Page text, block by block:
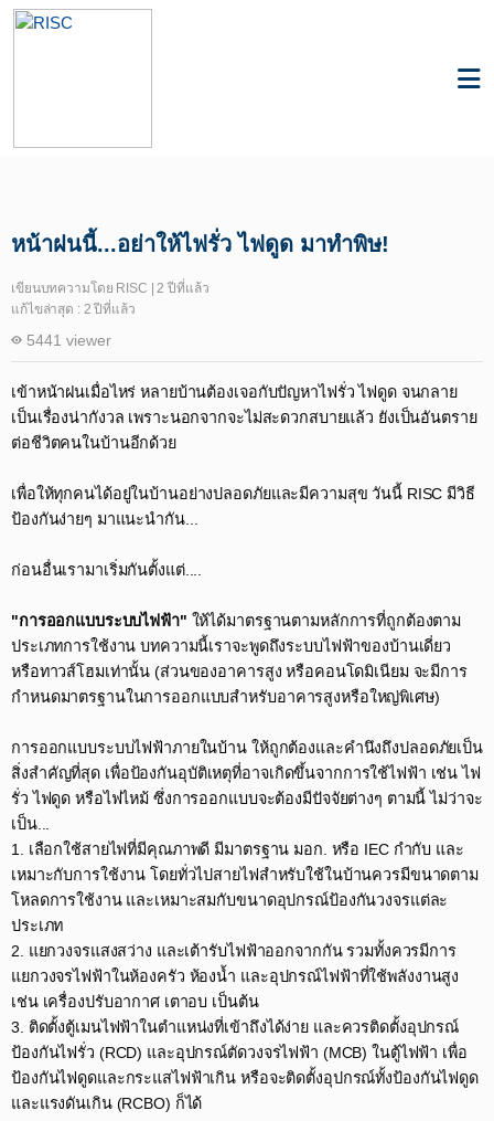
หน้าฝนนี้...อย่าให้ไฟรั่ว ไฟดูด มาทำพิษ!
เขียนบทความโดย RISC | 2 ปีที่แล้ว
แก้ไขล่าสุด : 2 ปีที่แล้ว
5441 viewer
เข้าหน้าฝนเมื่อไหร่ หลายบ้านต้องเจอกับปัญหาไฟรั่ว ไฟดูด จนกลาย
เป็นเรื่องน่ากังวล เพราะนอกจากจะไม่สะดวกสบายแล้ว ยังเป็นอันตราย
ต่อชีวิตคนในบ้านอีกด้วย ​
เพื่อให้ทุกคนได้อยู่ในบ้านอย่างปลอดภัยและมีความสุข วันนี้ RISC มีวิธี
ป้องกันง่ายๆ มาแนะนำกัน...​
ก่อนอื่นเรามาเริ่มกันตั้งแต่....​
"การออกแบบระบบไฟฟ้า" ให้ได้มาตรฐานตามหลักการที่ถูกต้องตาม
ประเภทการใช้งาน บทความนี้เราจะพูดถึงระบบไฟฟ้าของบ้านเดี่ยว
หรือทาวส์โฮมเท่านั้น (ส่วนของอาคารสูง หรือคอนโดมิเนียม จะมีการ
กำหนดมาตรฐานในการออกแบบสำหรับอาคารสูงหรือใหญ่พิเศษ)​
การออกแบบระบบไฟฟ้าภายในบ้าน ให้ถูกต้องและคำนึงถึงปลอดภัยเป็น
สิ่งสำคัญที่สุด เพื่อป้องกันอุบัติเหตุที่อาจเกิดขึ้นจากการใช้ไฟฟ้า เช่น ไฟ
รั่ว ไฟดูด หรือไฟไหม้ ซึ่งการออกแบบจะต้องมีปัจจัยต่างๆ ตามนี้ ไม่ว่าจะ
เป็น...​
1. เลือกใช้สายไฟที่มีคุณภาพดี มีมาตรฐาน มอก. หรือ IEC กำกับ และ
เหมาะกับการใช้งาน โดยทั่วไปสายไฟสำหรับใช้ในบ้านควรมีขนาดตาม
โหลดการใช้งาน และเหมาะสมกับขนาดอุปกรณ์ป้องกันวงจรแต่ละ
ประเภท​
2. แยกวงจรแสงสว่าง และเต้ารับไฟฟ้าออกจากกัน รวมทั้งควรมีการ
แยกวงจรไฟฟ้าในห้องครัว ห้องน้ำ และอุปกรณ์ไฟฟ้าที่ใช้พลังงานสูง
เช่น เครื่องปรับอากาศ เตาอบ เป็นต้น​
3. ติดตั้งตู้เมนไฟฟ้าในตำแหน่งที่เข้าถึงได้ง่าย และควรติดตั้งอุปกรณ์
ป้องกันไฟรั่ว (RCD) และอุปกรณ์ตัดวงจรไฟฟ้า (MCB) ในตู้ไฟฟ้า เพื่อ
ป้องกันไฟดูดและกระแสไฟฟ้าเกิน หรือจะติดตั้งอุปกรณ์ทั้งป้องกันไฟดูด
และแรงดันเกิน (RCBO) ก็ได้​